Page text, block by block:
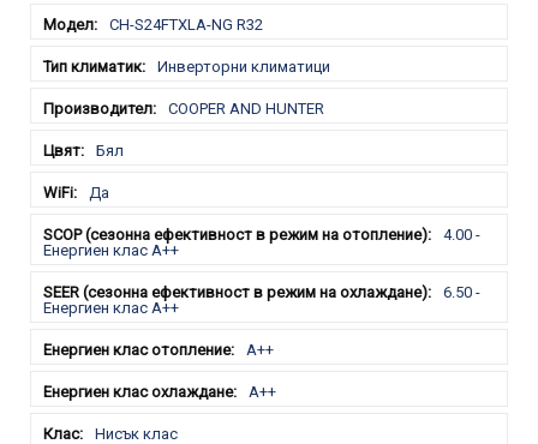
CH-S24FTXLA-NG R32
Инверторни климатици
COOPER AND HUNTER
Бял
Да
4.00 -
Енергиен клас A++
6.50 -
Енергиен клас A++
A++
A++
Нисък клас